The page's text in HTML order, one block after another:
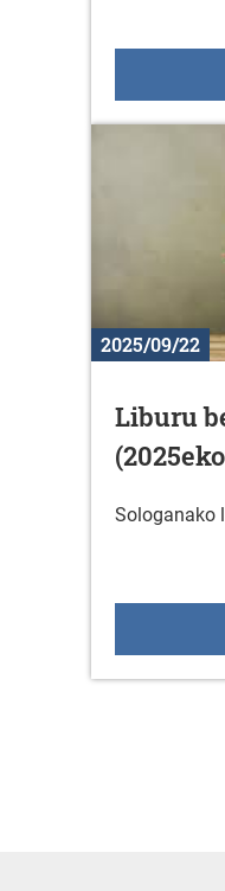
2025/09/22
Liburu
Sologanako